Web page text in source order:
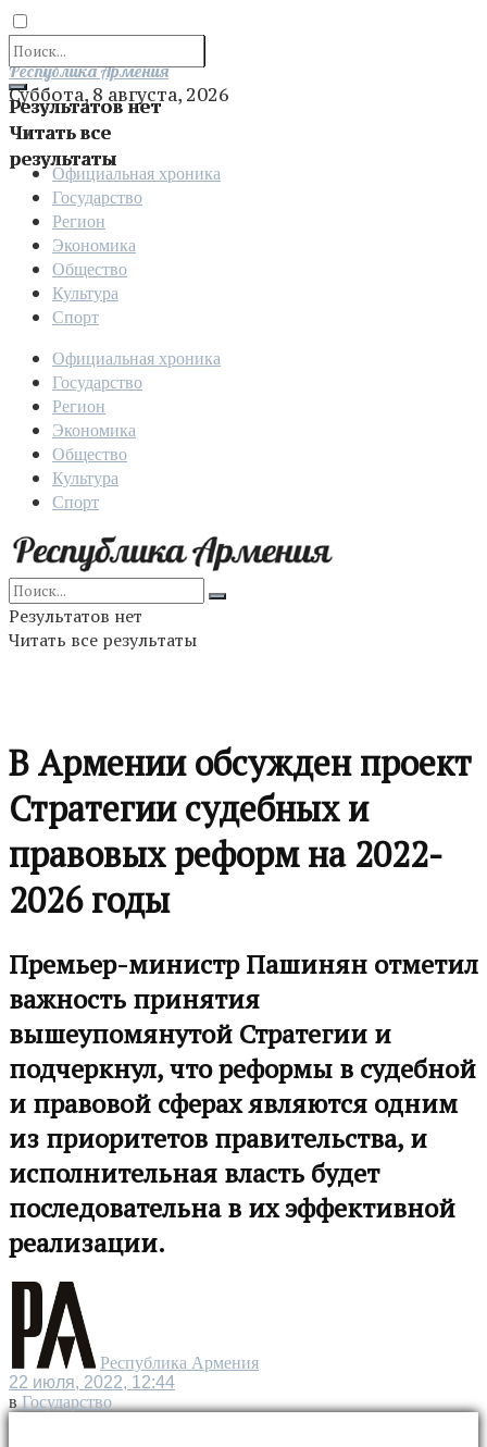
Результатов нет
Читать все
результаты
Отправить
Республика Армения
Суббота, 8 августа, 2026
Официальная хроника
Государство
Регион
Экономика
Общество
Культура
Спорт
Официальная хроника
Государство
Регион
Экономика
Общество
Культура
Спорт
Результатов нет
Читать все результаты
В Армении обсужден проект
Стратегии судебных и
правовых реформ на 2022-
2026 годы
Премьер-министр Пашинян отметил
важность принятия
вышеупомянутой Стратегии и
подчеркнул, что реформы в судебной
и правовой сферах являются одним
из приоритетов правительства, и
исполнительная власть будет
последовательна в их эффективной
реализации.
Республика Армения
22 июля, 2022, 12:44
в Государство